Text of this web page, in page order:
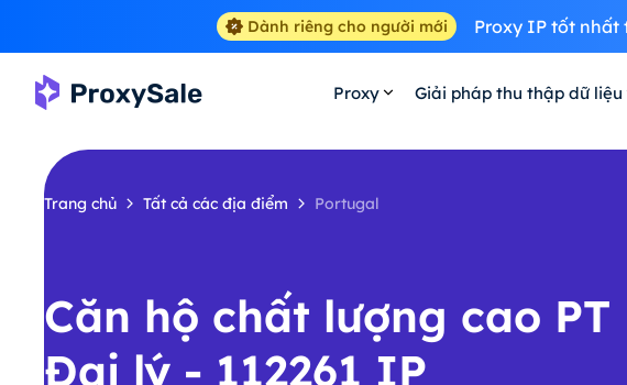
Dành riêng cho người mới Proxy IP tốt nhất
Proxy Giải pháp thu thập dữ liệu
Trang chủ Tất cả các địa điểm Portugal
Căn hộ chất lượng cao PT
Đại lý - 112261 IP